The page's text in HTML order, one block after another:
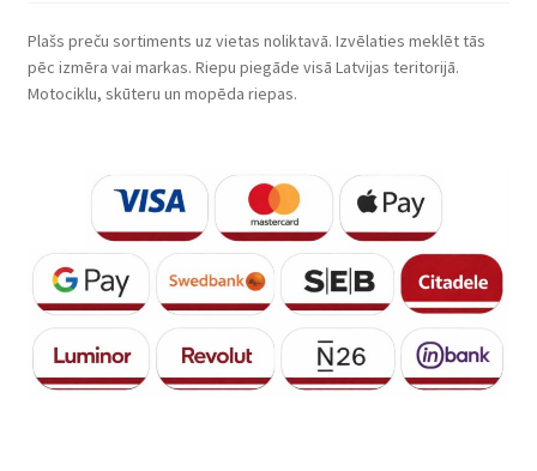
Plašs preču sortiments uz vietas noliktavā. Izvēlaties meklēt tās
pēc izmēra vai markas. Riepu piegāde visā Latvijas teritorijā.
Motociklu, skūteru un mopēda riepas.